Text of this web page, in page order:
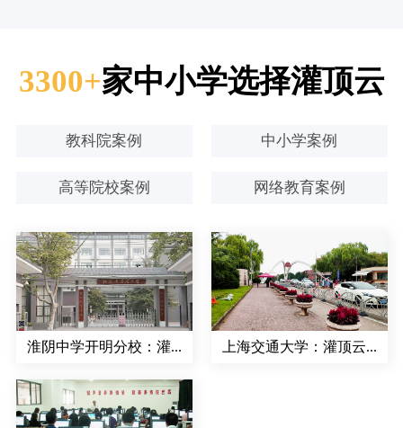
3300+家中小学选择灌顶云
教科院案例 中小学案例
高等院校案例 网络教育案例
淮阴中学开明分校：灌... 上海交通大学：灌顶云...